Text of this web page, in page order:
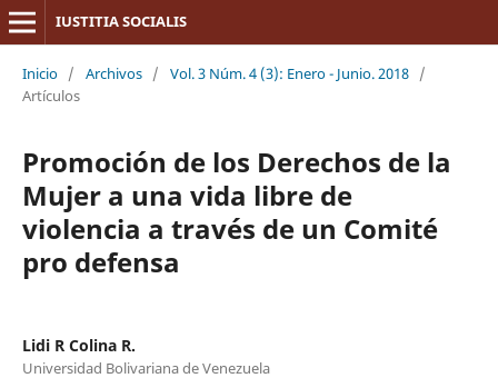
IUSTITIA SOCIALIS
Inicio / Archivos / Vol. 3 Núm. 4 (3): Enero - Junio. 2018 /
Artículos
Promoción de los Derechos de la
Mujer a una vida libre de
violencia a través de un Comité
pro defensa
Lidi R Colina R.
Universidad Bolivariana de Venezuela